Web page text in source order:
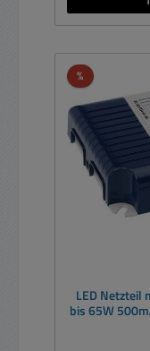
%Rabatt
LED Netzteil
bis 65W